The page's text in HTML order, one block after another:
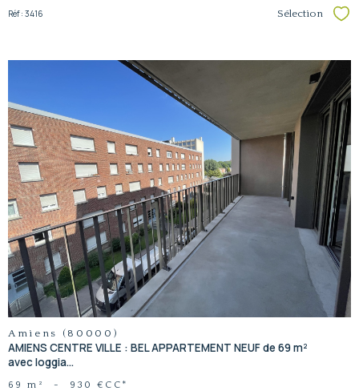
Réf : 3416 Sélection
voir le
bien
Amiens (80000)
AMIENS CENTRE VILLE : BEL APPARTEMENT NEUF de 69 m²
avec loggia...
69 m² - 930 € CC*